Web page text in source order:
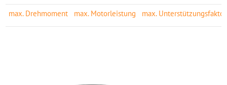
max. Drehmoment max. Motorleistung max. Unterstützungsfaktor